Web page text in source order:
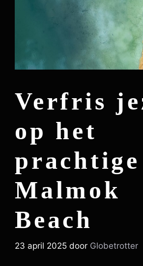
Verfris
op het
prachtige
Malmok
Beach
23 april 2025 door Globetrotter